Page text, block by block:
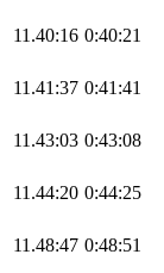
11.40:16 0:40:21
11.41:37 0:41:41
11.43:03 0:43:08
11.44:20 0:44:25
11.48:47 0:48:51